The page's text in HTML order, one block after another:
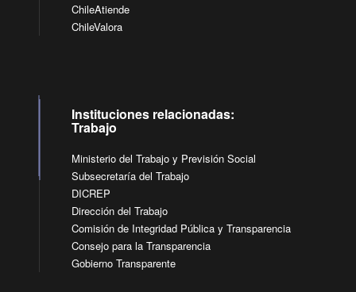
ChileAtiende
ChileValora
Instituciones relacionadas:
Trabajo
Ministerio del Trabajo y Previsión Social
Subsecretaría del Trabajo
DICREP
Dirección del Trabajo
Comisión de Integridad Pública y Transparencia
Consejo para la Transparencia
Gobierno Transparente